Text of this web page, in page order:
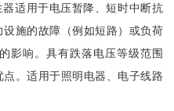
适用于电压暂降、短时中断抗
施的故障（例如短路）或负荷
影响。具有跌落电压等级范围
。适用于照明电器、电子线路